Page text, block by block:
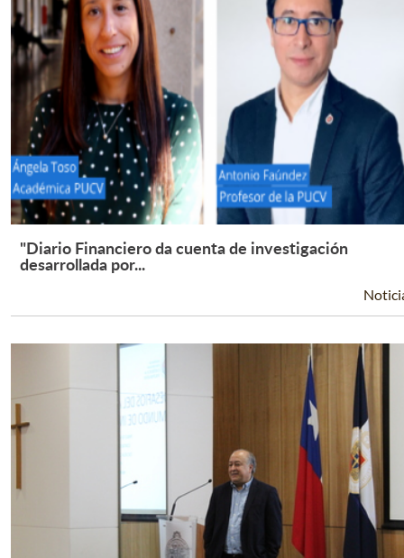
Leer Más +
"Diario Financiero da cuenta de investigación
desarrollada por...